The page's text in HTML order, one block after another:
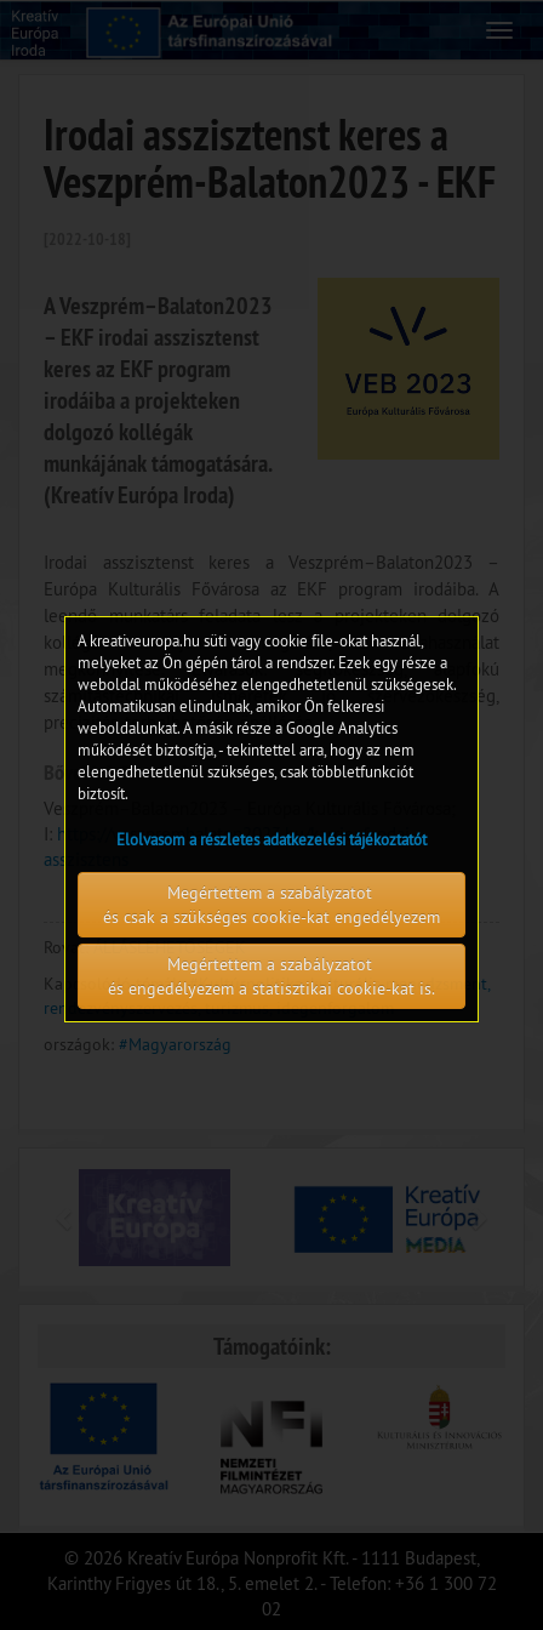
Irodai asszisztenst keres a
Veszprém-Balaton2023 - EKF
A Veszprém–Balaton2023
– EKF irodai asszisztenst
keres az EKF program
irodáiba a projekteken
dolgozó kollégák
munkájának támogatására.
(Kreatív Európa Iroda)
Irodai asszisztenst keres a Veszprém–Balaton2023 –
Európa Kulturális Fővárosa az EKF program irodáiba. A
leendő munkatárs feladata lesz a projekteken dolgozó
kollégák munkájának támogatása, az irodahasználat
megkönnyítése. Elvárások: segítőkészség, alapfokú
számítástechnikai ismeretek, jó szervezőkészség,
precizitás, terhelhetőség, önállóság.
Bővebb információ:
Veszprém–Balaton2023 – Európa Kulturális Fővárosa;
I: https://veszprembalaton2023.hu/karrier/irodai-
asszisztens
Rovat:ÁLLÁSLEHETŐSÉGEK
Kapcsolódó témák:#Kultúrpolitika, kulturális menedzsment,
rendezvényszervezés, turizmus, idegenforgalom
országok: #Magyarország
Támogatóink:
© 2026 Kreatív Európa Nonprofit Kft. - 1111 Budapest,
Karinthy Frigyes út 18., 5. emelet 2. - Telefon: +36 1 300 72
02
A kreativeuropa.hu süti vagy cookie file-okat használ,
melyeket az Ön gépén tárol a rendszer. Ezek egy része a
weboldal működéséhez elengedhetetlenül szükségesek.
Automatikusan elindulnak, amikor Ön felkeresi
weboldalunkat. A másik része a Google Analytics
működését biztosítja, - tekintettel arra, hogy az nem
elengedhetetlenül szükséges, csak többletfunkciót
biztosít.
Elolvasom a részletes adatkezelési tájékoztatót
Megértettem a szabályzatot
és csak a szükséges cookie-kat engedélyezem
Megértettem a szabályzatot
és engedélyezem a statisztikai cookie-kat is.